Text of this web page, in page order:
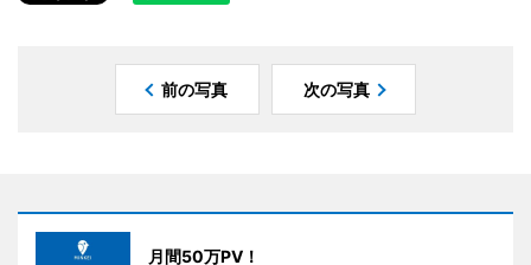
前の写真 次の写真
月間50万PV！